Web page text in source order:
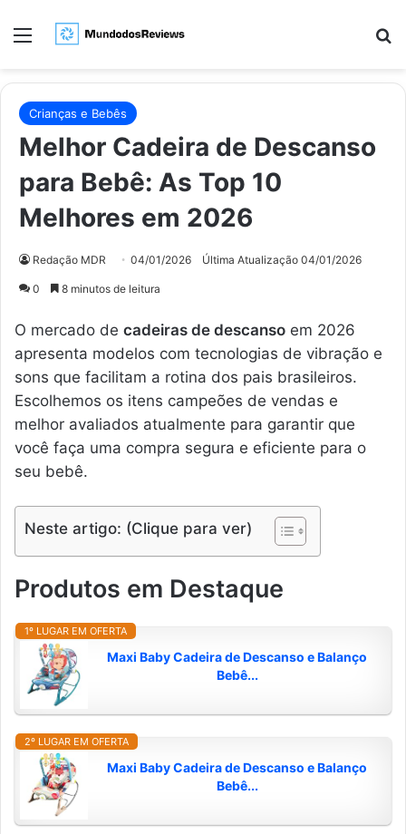
Menu
Crianças e Bebês
Melhor Cadeira de Descanso
para Bebê: As Top 10
Melhores em 2026
Redação MDR 04/01/2026 Última Atualização 04/01/2026
0 8 minutos de leitura
O mercado de cadeiras de descanso em 2026
apresenta modelos com tecnologias de vibração e
sons que facilitam a rotina dos pais brasileiros.
Escolhemos os itens campeões de vendas e
melhor avaliados atualmente para garantir que
você faça uma compra segura e eficiente para o
seu bebê.
Neste artigo: (Clique para ver)
Produtos em Destaque
1º LUGAR EM OFERTA
Maxi Baby Cadeira de Descanso e Balanço
Bebê...
2º LUGAR EM OFERTA
Maxi Baby Cadeira de Descanso e Balanço
Bebê...